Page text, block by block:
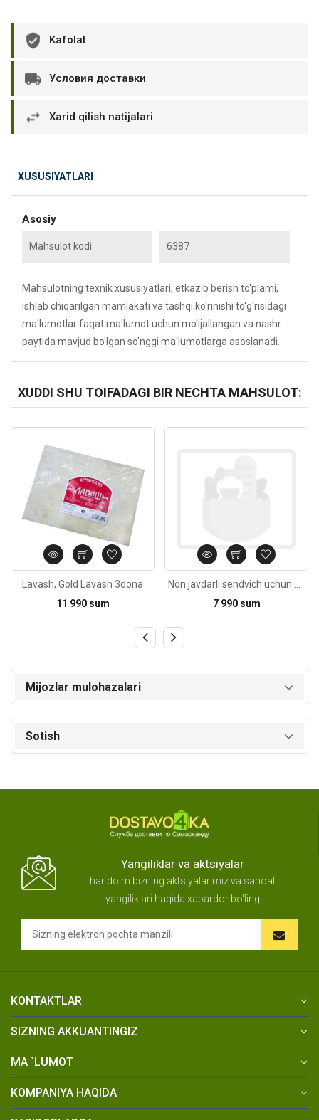
Kafolat
Условия доставки
Xarid qilish natijalari
XUSUSIYATLARI
Asosiy
Mahsulot kodi 6387
Mahsulotning texnik xususiyatlari, etkazib berish to'plami,
ishlab chiqarilgan mamlakati va tashqi ko'rinishi to'g'risidagi
ma'lumotlar faqat ma'lumot uchun mo'ljallangan va nashr
paytida mavjud bo'lgan so'nggi ma'lumotlarga asoslanadi.
XUDDI SHU TOIFADAGI BIR NECHTA MAHSULOT:
Lavash, Gold Lavash 3dona
11 990 sum
7 990 sum
Mijozlar mulohazalari
Sotish
Yangiliklar va aktsiyalar
har doim bizning aktsiyalarimiz va sanoat
yangiliklari haqida xabardor bo'ling
KONTAKTLAR
SIZNING AKKUANTINGIZ
MA `LUMOT
KOMPANIYA HAQIDA